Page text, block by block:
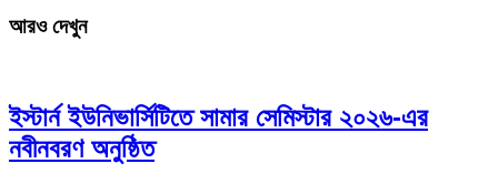
আরও দেখুন
ইস্টার্ন ইউনিভার্সিটিতে সামার সেমিস্টার ২০২৬-এর
নবীনবরণ অনুষ্ঠিত